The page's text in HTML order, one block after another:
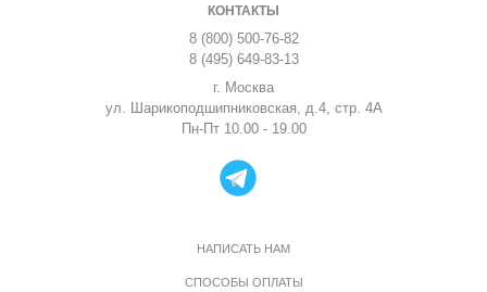
КОНТАКТЫ
8 (800) 500-76-82
8 (495) 649-83-13
г. Москва
ул. Шарикоподшипниковская, д.4, стр. 4А
Пн-Пт 10.00 - 19.00
НАПИСАТЬ НАМ
СПОСОБЫ ОПЛАТЫ